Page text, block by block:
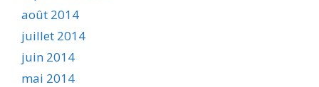
août 2014
juillet 2014
juin 2014
mai 2014